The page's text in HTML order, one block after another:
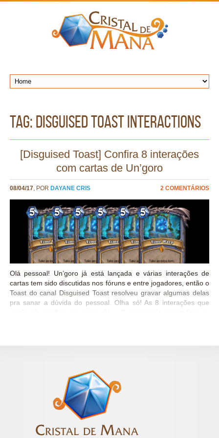
TAG: disguised toast interactions
[Disguised Toast] Confira 8 interações
com cartas de Un’goro
08/04/17, POR DAYANE CRIS 2 COMENTÁRIOS
Olá pessoal! Un’goro já está lançada e várias interações de
cartas tem sido discutidas nos fóruns e entre jogadores, então o
Toast do canal Disguised Toast resolveu gravar algumas delas
pra sanar a dúvida do pessoal. Olha só! As 8 interações que